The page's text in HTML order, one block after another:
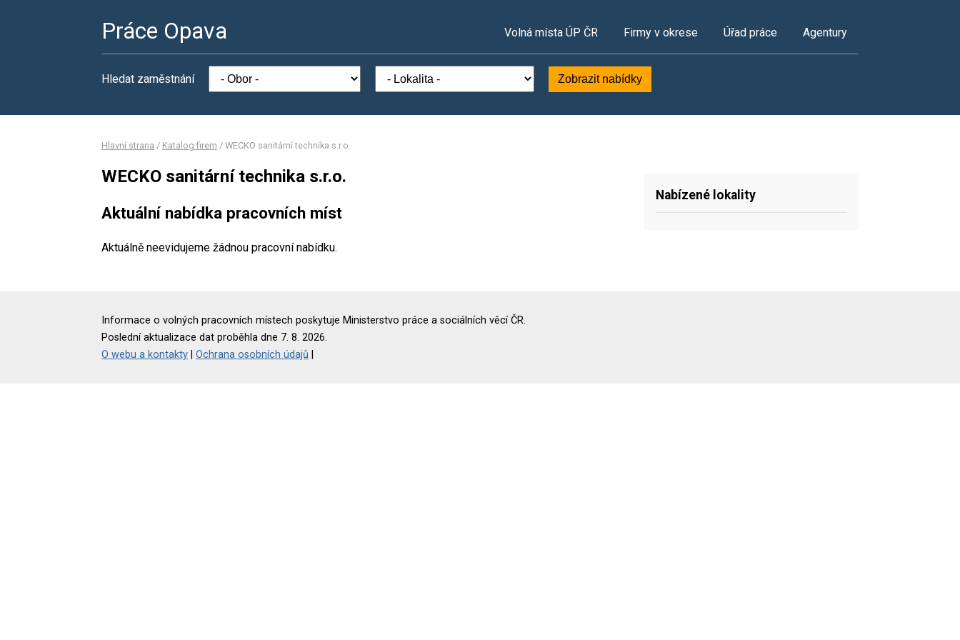
Práce Opava Volná místa ÚP ČR Firmy v okrese Úřad práce Agentury
Hledat zaměstnání Zobrazit nabídky
Hlavní strana / Katalog firem / WECKO sanitární technika s.r.o.
WECKO sanitární technika s.r.o.
Aktuální nabídka pracovních míst
Aktuálně neevidujeme žádnou pracovní nabídku.
Nabízené lokality
Informace o volných pracovních místech poskytuje Ministerstvo práce a sociálních věcí ČR.
Poslední aktualizace dat proběhla dne 7. 8. 2026.
O webu a kontakty
Ochrana osobních údajů